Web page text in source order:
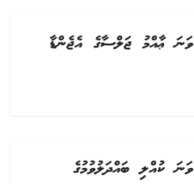
2025 ވަނަ އަހަރުގެ 01 ވަނަ ކުއްލި ބައްދަލުވުމުގެ